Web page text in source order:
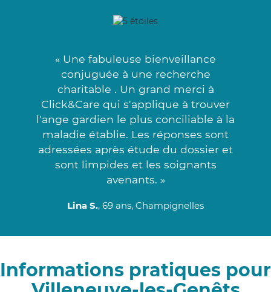
« Une fabuleuse bienveillance
conjuguée à une recherche
charitable . Un grand merci à
Click&Care qui s'applique à trouver
l'ange gardien le plus conciliable à la
maladie établie. Les réponses sont
adressées après étude du dossier et
sont limpides et les soignants
avenants. »
Lina S., 69 ans, Champignelles
Informations pratiques pour